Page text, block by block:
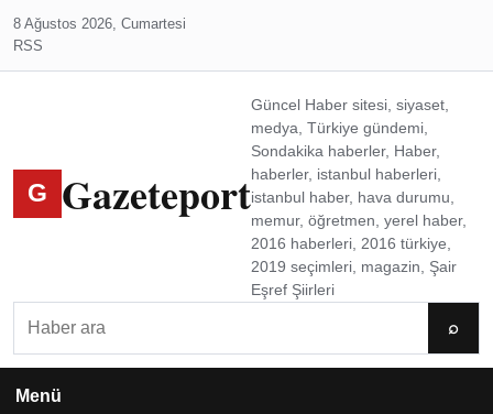
8 Ağustos 2026, Cumartesi
RSS
G Gazeteport
Güncel Haber sitesi, siyaset,
medya, Türkiye gündemi,
Sondakika haberler, Haber,
haberler, istanbul haberleri,
istanbul haber, hava durumu,
memur, öğretmen, yerel haber,
2016 haberleri, 2016 türkiye,
2019 seçimleri, magazin, Şair
Eşref Şiirleri
⌕
Menü